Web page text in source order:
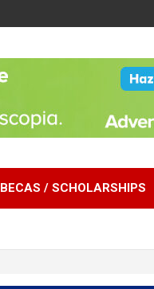
BECAS / SCHOLARSHIPS